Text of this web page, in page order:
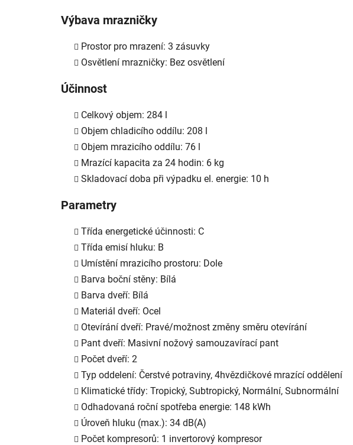
Výbava mrazničky
Prostor pro mrazení: 3 zásuvky
Osvětlení mrazničky: Bez osvětlení
Účinnost
Celkový objem: 284 l
Objem chladicího oddílu: 208 l
Objem mrazicího oddílu: 76 l
Mrazící kapacita za 24 hodin: 6 kg
Skladovací doba při výpadku el. energie: 10 h
Parametry
Třída energetické účinnosti: C
Třída emisí hluku: B
Umístění mrazicího prostoru: Dole
Barva boční stěny: Bílá
Barva dveří: Bílá
Materiál dveří: Ocel
Otevírání dveří: Pravé/možnost změny směru otevírání
Pant dveří: Masivní nožový samouzavírací pant
Počet dveří: 2
Typ oddelení: Čerstvé potraviny, 4hvězdičkové mrazící oddělení
Klimatické třídy: Tropický, Subtropický, Normální, Subnormální
Odhadovaná roční spotřeba energie: 148 kWh
Úroveň hluku (max.): 34 dB(A)
Počet kompresorů: 1 invertorový kompresor